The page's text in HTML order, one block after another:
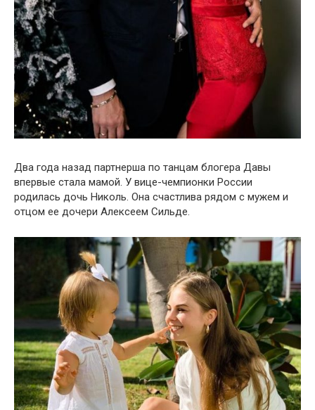
Два года назад партнерша по танцам блогера Давы
впервые стала мамой. У вице-чемпионки России
родилась дочь Николь. Она счастлива рядом с мужем и
отцом ее дочери Алексеем Сильде.